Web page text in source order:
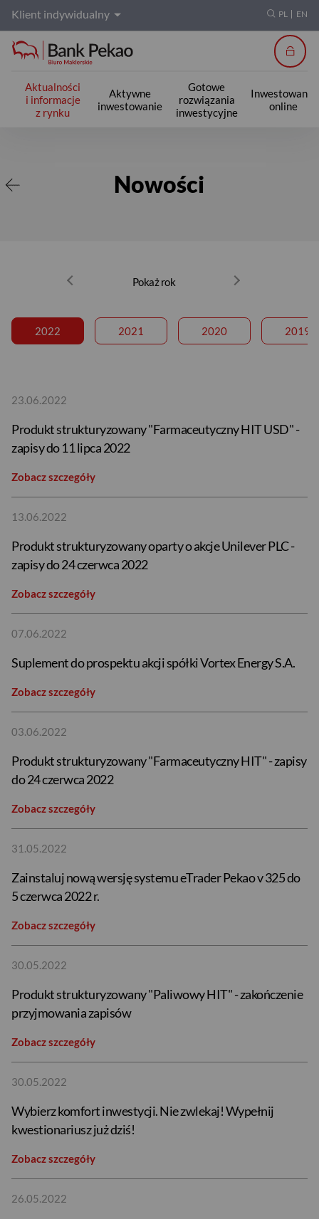
Klient indywidualny PL EN
Aktualności
i informacje
z rynku
Aktywne
inwestowanie
Gotowe
rozwiązania
inwestycyjne
Inwestowanie
online
Nowości
Pokaż rok
2022 2021 2020 2019
23.06.2022
Produkt strukturyzowany "Farmaceutyczny HIT USD" -
zapisy do 11 lipca 2022
Zobacz szczegóły
13.06.2022
Produkt strukturyzowany oparty o akcje Unilever PLC -
zapisy do 24 czerwca 2022
Zobacz szczegóły
07.06.2022
Suplement do prospektu akcji spółki Vortex Energy S.A.
Zobacz szczegóły
03.06.2022
Produkt strukturyzowany "Farmaceutyczny HIT" - zapisy
do 24 czerwca 2022
Zobacz szczegóły
31.05.2022
Zainstaluj nową wersję systemu eTrader Pekao v 325 do
5 czerwca 2022 r.
Zobacz szczegóły
30.05.2022
Produkt strukturyzowany "Paliwowy HIT" - zakończenie
przyjmowania zapisów
Zobacz szczegóły
30.05.2022
Wybierz komfort inwestycji. Nie zwlekaj! Wypełnij
kwestionariusz już dziś!
Zobacz szczegóły
26.05.2022